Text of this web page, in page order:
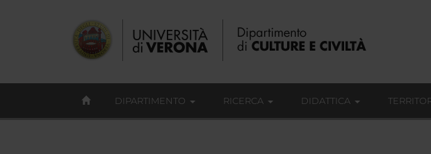
DIPARTIMENTO RICERCA DIDATTICA